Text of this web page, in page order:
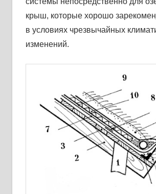
крыш, которые хорошо
в условиях чрезвычайных
изменений.